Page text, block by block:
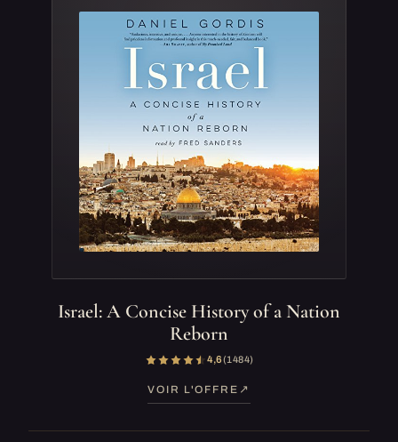
Israel: A Concise History of a Nation
Reborn
4,6(1 484)
VOIR L'OFFRE